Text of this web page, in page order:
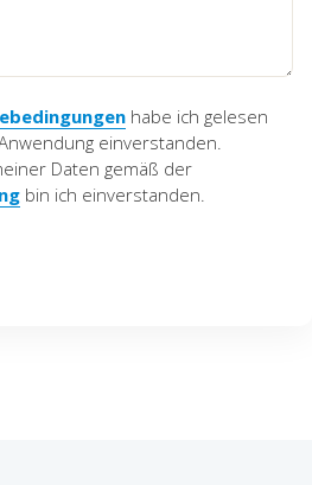
habe ich gelesen
einverstanden.
Daten gemäß der
bin ich einverstanden.